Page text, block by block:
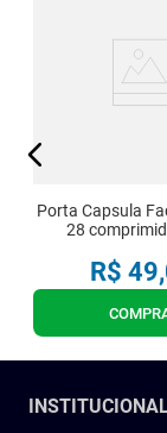
Porta Capsula
28
R$ 49,